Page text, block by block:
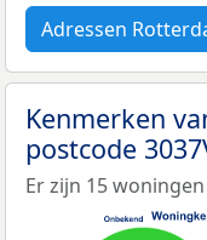
Adressen
Kenmerken
postcode
Er zijn 15